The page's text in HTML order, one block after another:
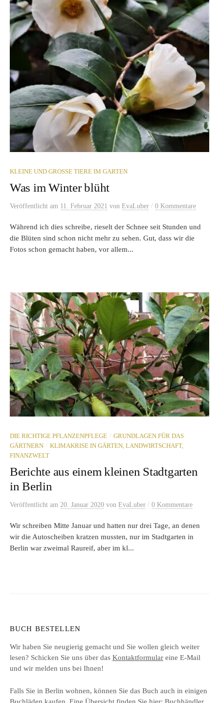
KLEINE UND GROSSE TIERE IM GARTEN
Was im Winter blüht
Veröffentlicht am 11. Februar 2021 von EvaLuber / 0 Kommentare
Während ich dies schreibe, rieselt der Schnee seit Stunden und
die Blüten sind schon nicht mehr zu sehen. Gut, dass wir die
Fotos schon gemacht haben, vor allem...
DIE RICHTIGE PFLANZENPFLEGE / GRUNDLAGEN FÜR DAS
GÄRTNERN / KLIMAKRISE IN GÄRTEN, LANDWIRTSCHAFT,
FINANZWELT
Berichte aus einem kleinen Stadtgarten
in Berlin
Veröffentlicht am 20. Januar 2020 von EvaLuber / 0 Kommentare
Wir schreiben Mitte Januar und hatten nur drei Tage, an denen
wir die Autoscheiben kratzen mussten, nur im Stadtgarten in
Berlin war zweimal Raureif, aber im kl...
BUCH BESTELLEN
Wir haben Sie neugierig gemacht und Sie wollen gleich weiter
lesen? Schicken Sie uns über das Kontaktformular eine E-Mail
und wir melden uns bei Ihnen!
Falls Sie in Berlin wohnen, können Sie das Buch auch in einigen